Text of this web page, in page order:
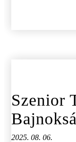
Szenior
2025. 08. 06.